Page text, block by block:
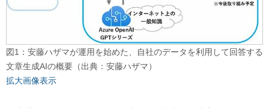
図1：安藤ハザマが運用を始めた、自社のデータを利用して回答する
文章生成AIの概要（出典：安藤ハザマ）
拡大画像表示